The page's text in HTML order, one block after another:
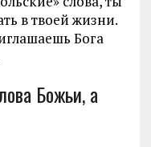
в твоей жизни.
Бога
Божьи, а